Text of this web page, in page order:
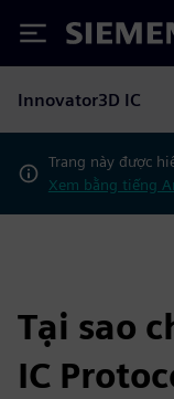
Siemens
Innovator3D IC
Trang này được
Xem bằng tiếng
Tại sao
IC